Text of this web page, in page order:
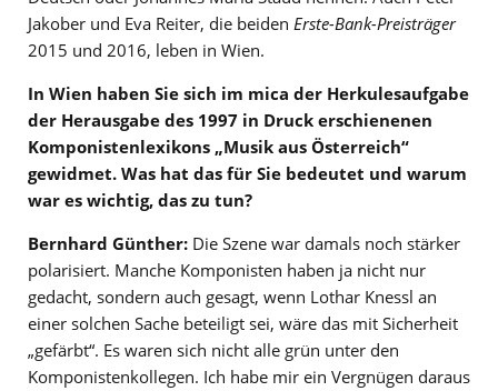
Jakober und Eva Reiter, die beiden Erste-Bank-Preisträger
2015 und 2016, leben in Wien.
In Wien haben Sie sich im mica der Herkulesaufgabe
der Herausgabe des 1997 in Druck erschienenen
Komponistenlexikons „Musik aus Österreich“
gewidmet. Was hat das für Sie bedeutet und warum
war es wichtig, das zu tun?
Bernhard Günther: Die Szene war damals noch stärker
polarisiert. Manche Komponisten haben ja nicht nur
gedacht, sondern auch gesagt, wenn Lothar Knessl an
einer solchen Sache beteiligt sei, wäre das mit Sicherheit
„gefärbt“. Es waren sich nicht alle grün unter den
Komponistenkollegen. Ich habe mir ein Vergnügen daraus